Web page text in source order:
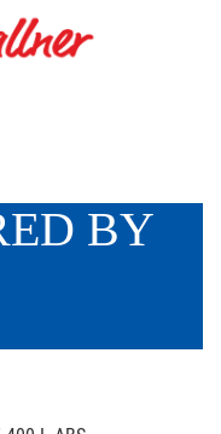
BY